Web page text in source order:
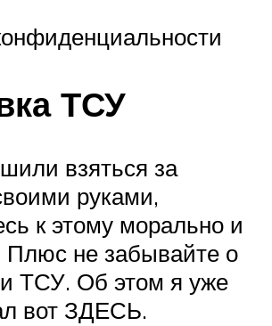
ТСУ
взяться за
руками,
к этому морально и
Плюс не забывайте о
ТСУ. Об этом я уже
вот ЗДЕСЬ.